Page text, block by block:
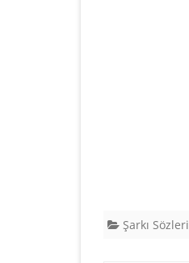
Şarkı